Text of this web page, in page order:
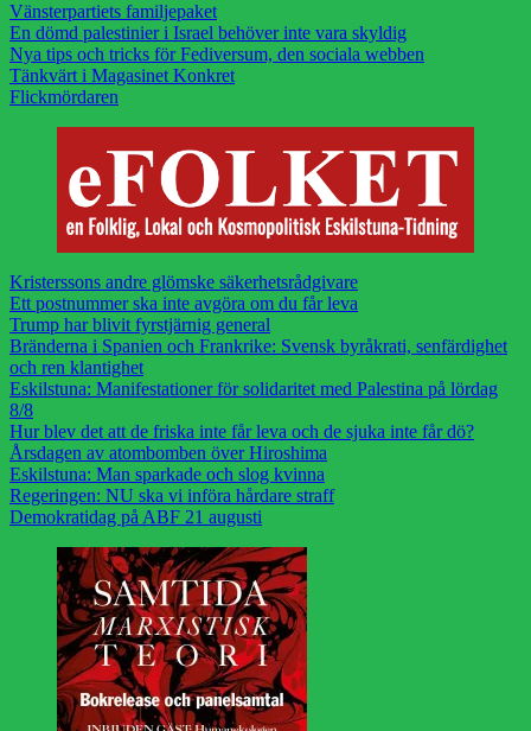
Vänsterpartiets familjepaket
En dömd palestinier i Israel behöver inte vara skyldig
Nya tips och tricks för Fediversum, den sociala webben
Tänkvärt i Magasinet Konkret
Flickmördaren
Kristerssons andre glömske säkerhetsrådgivare
Ett postnummer ska inte avgöra om du får leva
Trump har blivit fyrstjärnig general
Bränderna i Spanien och Frankrike: Svensk byråkrati, senfärdighet
och ren klantighet
Eskilstuna: Manifestationer för solidaritet med Palestina på lördag
8/8
Hur blev det att de friska inte får leva och de sjuka inte får dö?
Årsdagen av atombomben över Hiroshima
Eskilstuna: Man sparkade och slog kvinna
Regeringen: NU ska vi införa hårdare straff
Demokratidag på ABF 21 augusti